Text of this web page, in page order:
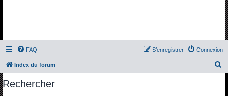
FAQ Connexion
S’enregistrer
Index du forum
Rechercher